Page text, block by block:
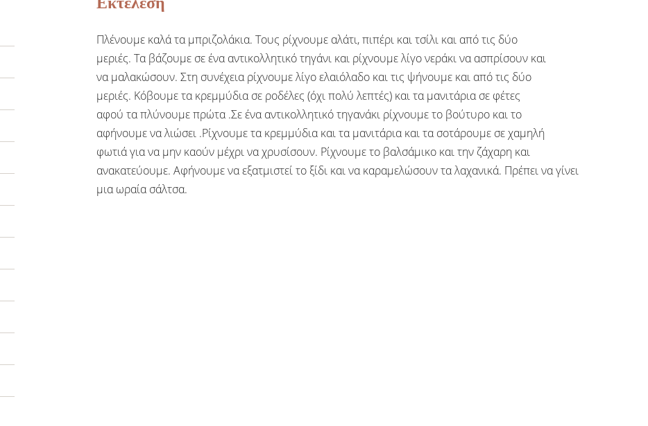
Πλένουμε καλά τα μπριζολάκια. Τους ρίχνουμε αλάτι, πιπέρι και τσίλι και από τις δύο
μεριές. Τα βάζουμε σε ένα αντικολλητικό τηγάνι και ρίχνουμε λίγο νεράκι να ασπρίσουν και
να μαλακώσουν. Στη συνέχεια ρίχνουμε λίγο ελαιόλαδο και τις ψήνουμε και από τις δύο
μεριές. Κόβουμε τα κρεμμύδια σε ροδέλες (όχι πολύ λεπτές) και τα μανιτάρια σε φέτες
αφού τα πλύνουμε πρώτα .Σε ένα αντικολλητικό τηγανάκι ρίχνουμε το βούτυρο και το
αφήνουμε να λιώσει .Ρίχνουμε τα κρεμμύδια και τα μανιτάρια και τα σοτάρουμε σε χαμηλή
φωτιά για να μην καούν μέχρι να χρυσίσουν. Ρίχνουμε το βαλσάμικο και την ζάχαρη και
ανακατεύουμε. Αφήνουμε να εξατμιστεί το ξίδι και να καραμελώσουν τα λαχανικά. Πρέπει να γίνει
μια ωραία σάλτσα.